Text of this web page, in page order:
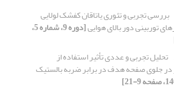
بررسی تجربی و تئوری یاتاقان کفشک لولایی
توربینی دور بالای هوایی [دوره 9، شماره 5،
تحلیل تجربی و عددی تأثیر استفاده از
جلوی صفحه هدف در برابر ضربه بالستیک